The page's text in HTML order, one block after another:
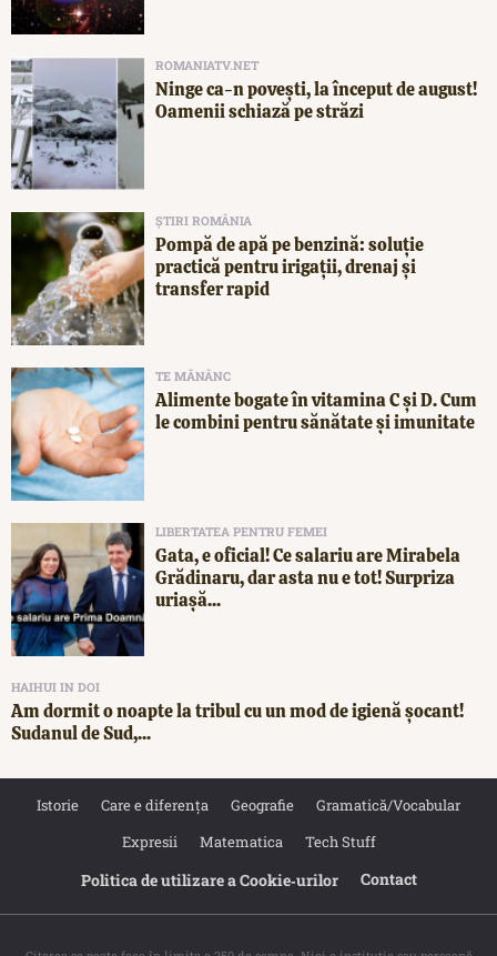
ROMANIATV.NET
Ninge ca-n povești, la început de august!
Oamenii schiază pe străzi
ȘTIRI ROMÂNIA
Pompă de apă pe benzină: soluție
practică pentru irigații, drenaj și
transfer rapid
TE MĂNÂNC
Alimente bogate în vitamina C și D. Cum
le combini pentru sănătate și imunitate
LIBERTATEA PENTRU FEMEI
Gata, e oficial! Ce salariu are Mirabela
Grădinaru, dar asta nu e tot! Surpriza
uriașă...
HAIHUI IN DOI
Am dormit o noapte la tribul cu un mod de igienă șocant!
Sudanul de Sud,...
Istorie Care e diferența Geografie
Gramatică/Vocabular
Expresii
Matematica Tech Stuff
Politica de utilizare a Cookie‐urilor Contact